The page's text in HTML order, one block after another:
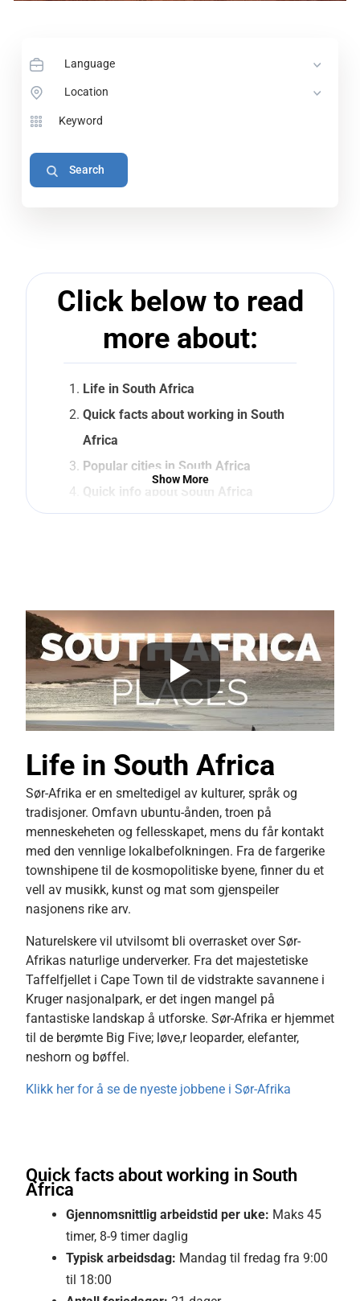
Language
Location
Click below to read
more about:
Life in South Africa
Quick facts about working in South
Africa
Popular cities in South Africa
Quick info about South Africa
Other countries nearby
Speak to one of our recruiters
Show More
Life in South Africa
Sør-Afrika er en smeltedigel av kulturer, språk og
tradisjoner. Omfavn ubuntu-ånden, troen på
menneskeheten og fellesskapet, mens du får kontakt
med den vennlige lokalbefolkningen. Fra de fargerike
townshipene til de kosmopolitiske byene, finner du et
vell av musikk, kunst og mat som gjenspeiler
nasjonens rike arv.
Naturelskere vil utvilsomt bli overrasket over Sør-
Afrikas naturlige underverker. Fra det majestetiske
Taffelfjellet i Cape Town til de vidstrakte savannene i
Kruger nasjonalpark, er det ingen mangel på
fantastiske landskap å utforske. Sør-Afrika er hjemmet
til de berømte Big Five; løve,r leoparder, elefanter,
neshorn og bøffel.
Klikk her for å se de nyeste jobbene i Sør-Afrika
Quick facts about working in South
Africa
Gjennomsnittlig arbeidstid per uke: Maks 45
timer, 8-9 timer daglig
Typisk arbeidsdag: Mandag til fredag fra 9:00
til 18:00